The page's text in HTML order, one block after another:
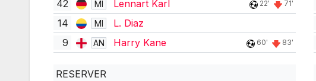
42 MI Lennart Karl 22' 71'
14 MI
L. Diaz
9
AN Harry Kane 60' 83'
RESERVER